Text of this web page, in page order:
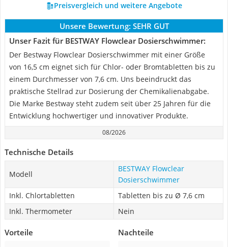
Preisvergleich und weitere Angebote
Unsere Bewertung: SEHR GUT
Unser Fazit für BESTWAY Flowclear Dosierschwimmer:
Der Bestway Flowclear Dosierschwimmer mit einer Größe
von 16,5 cm eignet sich für Chlor- oder Bromtabletten bis zu
einem Durchmesser von 7,6 cm. Uns beeindruckt das
praktische Stellrad zur Dosierung der Chemikalienabgabe.
Die Marke Bestway steht zudem seit über 25 Jahren für die
Entwicklung hochwertiger und innovativer Produkte.
08/2026
Technische Details
Modell
BESTWAY Flowclear
Dosierschwimmer
Inkl. Chlortabletten
Tabletten bis zu Ø 7,6 cm
Inkl. Thermometer
Nein
Vorteile Nachteile